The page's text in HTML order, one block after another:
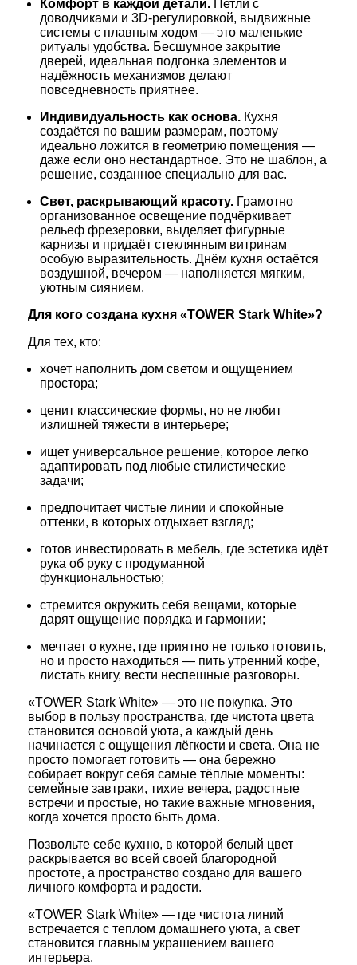
Комфорт в каждой детали. Петли с
доводчиками и 3D‑регулировкой, выдвижные
системы с плавным ходом — это маленькие
ритуалы удобства. Бесшумное закрытие
дверей, идеальная подгонка элементов и
надёжность механизмов делают
повседневность приятнее.
Индивидуальность как основа. Кухня
создаётся по вашим размерам, поэтому
идеально ложится в геометрию помещения —
даже если оно нестандартное. Это не шаблон, а
решение, созданное специально для вас.
Свет, раскрывающий красоту. Грамотно
организованное освещение подчёркивает
рельеф фрезеровки, выделяет фигурные
карнизы и придаёт стеклянным витринам
особую выразительность. Днём кухня остаётся
воздушной, вечером — наполняется мягким,
уютным сиянием.
Для кого создана кухня «TOWER Stark White»?
Для тех, кто:
хочет наполнить дом светом и ощущением
простора;
ценит классические формы, но не любит
излишней тяжести в интерьере;
ищет универсальное решение, которое легко
адаптировать под любые стилистические
задачи;
предпочитает чистые линии и спокойные
оттенки, в которых отдыхает взгляд;
готов инвестировать в мебель, где эстетика идёт
рука об руку с продуманной
функциональностью;
стремится окружить себя вещами, которые
дарят ощущение порядка и гармонии;
мечтает о кухне, где приятно не только готовить,
но и просто находиться — пить утренний кофе,
листать книгу, вести неспешные разговоры.
«TOWER Stark White» — это не покупка. Это
выбор в пользу пространства, где чистота цвета
становится основой уюта, а каждый день
начинается с ощущения лёгкости и света. Она не
просто помогает готовить — она бережно
собирает вокруг себя самые тёплые моменты:
семейные завтраки, тихие вечера, радостные
встречи и простые, но такие важные мгновения,
когда хочется просто быть дома.
Позвольте себе кухню, в которой белый цвет
раскрывается во всей своей благородной
простоте, а пространство создано для вашего
личного комфорта и радости.
«TOWER Stark White» — где чистота линий
встречается с теплом домашнего уюта, а свет
становится главным украшением вашего
интерьера.